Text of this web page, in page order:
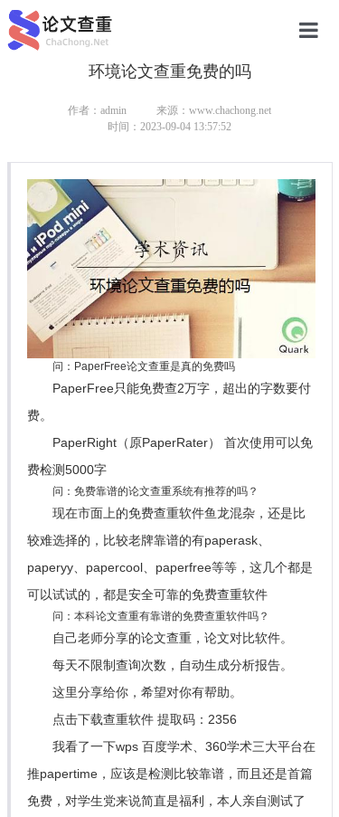
本科论文
硕士论文
博士论文
环境论文查重免费的吗
作者：admin
来源：www.chachong.net
时间：2023-09-04 13:57:52
问：PaperFree论文查重是真的免费吗
PaperFree只能免费查2万字，超出的字数要付
费。
PaperRight（原PaperRater） 首次使用可以免
费检测5000字
问：免费靠谱的论文查重系统有推荐的吗？
现在市面上的免费查重软件鱼龙混杂，还是比
较难选择的，比较老牌靠谱的有paperask、
paperyy、papercool、paperfree等等，这几个都是
可以试试的，都是安全可靠的免费查重软件
问：本科论文查重有靠谱的免费查重软件吗？
自己老师分享的论文查重，论文对比软件。
每天不限制查询次数，自动生成分析报告。
这里分享给你，希望对你有帮助。
点击下载查重软件 提取码：2356
我看了一下wps 百度学术、360学术三大平台在
推papertime，应该是检测比较靠谱，而且还是首篇
免费，对学生党来说简直是福利，本人亲自测试了